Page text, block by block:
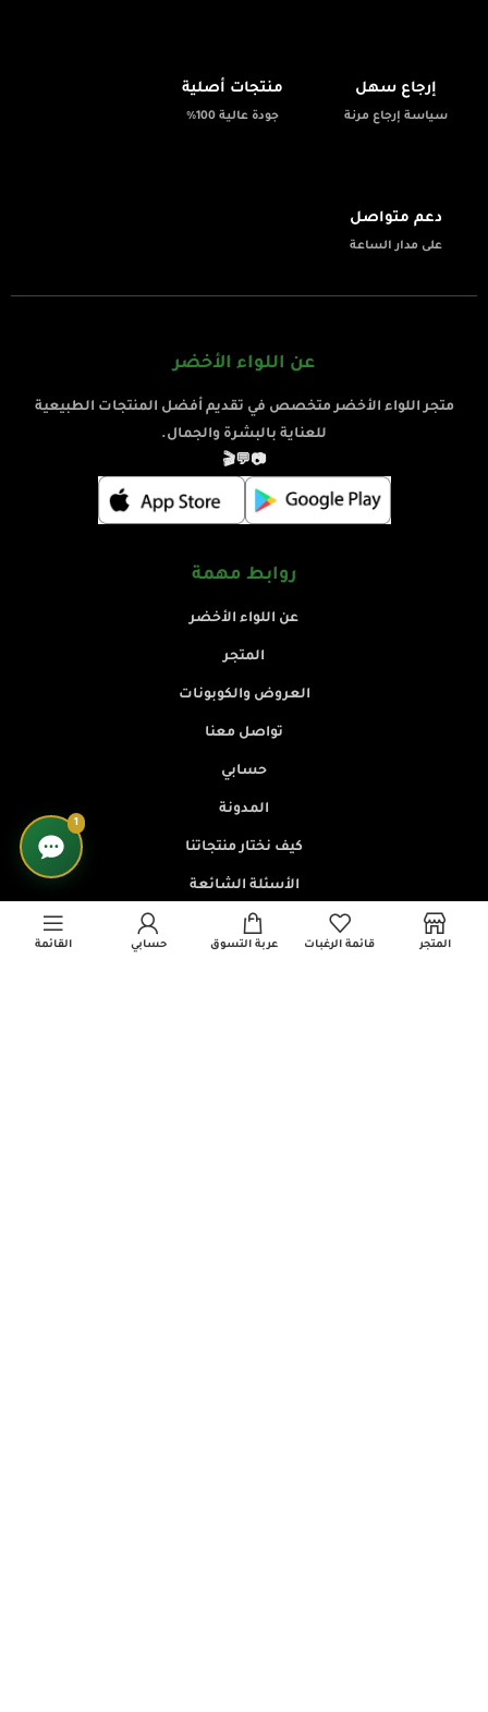
إرجاع سهل
سياسة إرجاع مرنة
منتجات أصلية
جودة عالية 100%
دعم متواصل
على مدار الساعة
عن اللواء الأخضر
متجر اللواء الأخضر متخصص في تقديم أفضل المنتجات الطبيعية
للعناية بالبشرة والجمال.
📷
💬
🎬
روابط مهمة
عن اللواء الأخضر
المتجر
العروض والكوبونات
تواصل معنا
حسابي
المدونة
كيف نختار منتجاتنا
الأسئلة الشائعة
تتبع الطلب
المتجر قائمة الرغبات عربة التسوق حسابي القائمة
1